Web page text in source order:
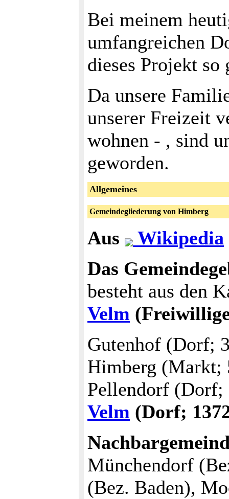
Bei meinem
umfangreichen
dieses Projekt
Da unsere
unserer Freizeit
wohnen - , sind
geworden.
Allgemeines
Gemeindegliederung von Himberg
Aus
Wikipedia
Das
besteht aus den
Velm
Gutenhof (Dorf;
Himberg (Markt;
Pellendorf (Dorf;
Velm (Dorf;
Münchendorf
(Bez. Baden),